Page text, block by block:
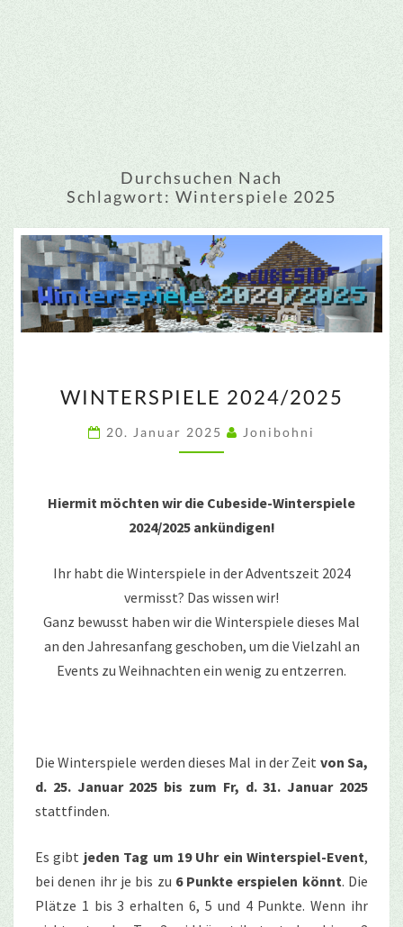
Durchsuchen Nach
Schlagwort: Winterspiele 2025
2024/2025
WINTERSPIELE 2024/2025
20. Januar 2025 Jonibohni
Hiermit möchten wir die Cubeside-Winterspiele
2024/2025 ankündigen!
Ihr habt die Winterspiele in der Adventszeit 2024
vermisst? Das wissen wir!
Ganz bewusst haben wir die Winterspiele dieses Mal
an den Jahresanfang geschoben, um die Vielzahl an
Events zu Weihnachten ein wenig zu entzerren.
Die Winterspiele werden dieses Mal in der Zeit von Sa,
d. 25. Januar 2025 bis zum Fr, d. 31. Januar 2025
stattfinden.
Es gibt jeden Tag um 19 Uhr ein Winterspiel-Event,
bei denen ihr je bis zu 6 Punkte erspielen könnt. Die
Plätze 1 bis 3 erhalten 6, 5 und 4 Punkte. Wenn ihr